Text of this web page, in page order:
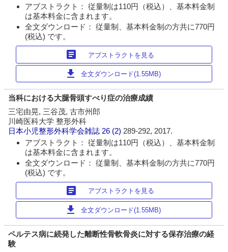
アブストラクト： 従量制は110円（税込）、基本料金制
は基本料金に含まれます。
全文ダウンロード： 従量制、基本料金制の方共に770円
(税込) です。
article アブストラクトを見る
download 全文ダウンロード(1.55MB)
当科における大腿骨頭すべり症の治療成績
三宅由晃, 三谷茂, 古市州郎
川崎医科大学 整形外科
日本小児整形外科学会雑誌 26 (2) 289-292, 2017.
アブストラクト： 従量制は110円（税込）、基本料金制
は基本料金に含まれます。
全文ダウンロード： 従量制、基本料金制の方共に770円
(税込) です。
article アブストラクトを見る
download 全文ダウンロード(1.55MB)
ペルテス病に続発した離断性骨軟骨炎に対する保存治療の経
験